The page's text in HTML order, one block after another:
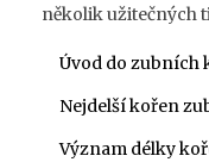
několik užitečných
Úvod do zubních
Nejdelší kořen
Význam délky